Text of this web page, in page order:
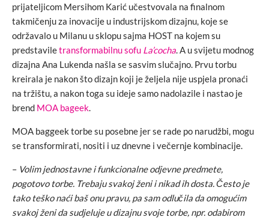
prijateljicom Mersihom Karić učestvovala na finalnom
takmičenju za inovacije u industrijskom dizajnu, koje se
održavalo u Milanu u sklopu sajma HOST na kojem su
predstaviletransformabilnu sofu La’cocha. A u svijetu modnog
dizajna Ana Lukenda našla se sasvim slučajno. Prvu torbu
kreirala je nakon što dizajn koji je željela nije uspjela pronaći
na tržištu, a nakon toga su ideje samo nadolazile i nastao je
brend MOA bageek.
MOA baggeek torbe su posebne jer se rade po narudžbi, mogu
se transformirati, nositi i uz dnevne i večernje kombinacije.
– Volim jednostavne i funkcionalne odjevne predmete,
pogotovo torbe. Trebaju svakoj ženi i nikad ih dosta. Često je
tako teško naći baš onu pravu, pa sam odlučila da omogućim
svakoj ženi da sudjeluje u dizajnu svoje torbe, npr. odabirom